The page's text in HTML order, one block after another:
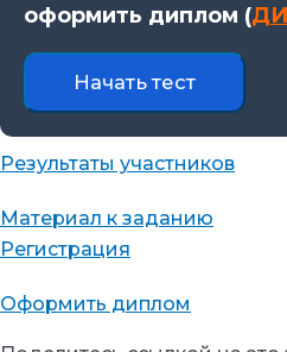
оформить диплом (
Результаты участников
Материал к заданию
Регистрация
Оформить диплом